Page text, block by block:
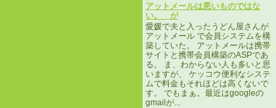
アットメールは悪いものではな
い。 が
愛媛で夫と入ったうどん屋さんが
アットメール で会員システムを構
築していた。 アットメールは携帯
サイトと携帯会員構築のASPであ
る。 ま、わからない人も多いと思
いますが、 ケッコウ便利なシステ
ムで料金もそれほどは高くないで
す。 でもまぁ。最近はgoogleの
gmailが...